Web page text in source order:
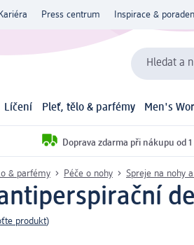
Kariéra Press centrum Inspirace &
Hledat a
Líčení Pleť, tělo & parfémy Men's
Doprava zdarma při nákupu od 1
& parfémy Péče o nohy Spreje na nohy
produkt)